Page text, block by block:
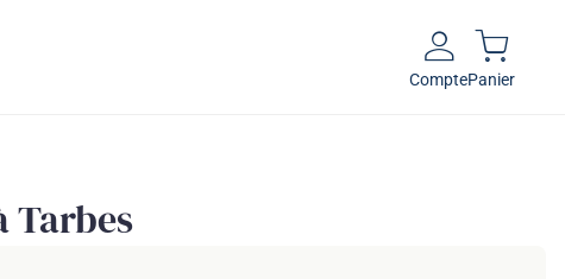
ComptePanier
Tarbes